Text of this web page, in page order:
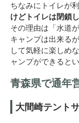
ちなみにトイレが
けどトイレは閉鎖
その理由は「水道
キャンプは出来る
して気軽に楽しめ
ャンプができると
青森県で通年
大間崎テント